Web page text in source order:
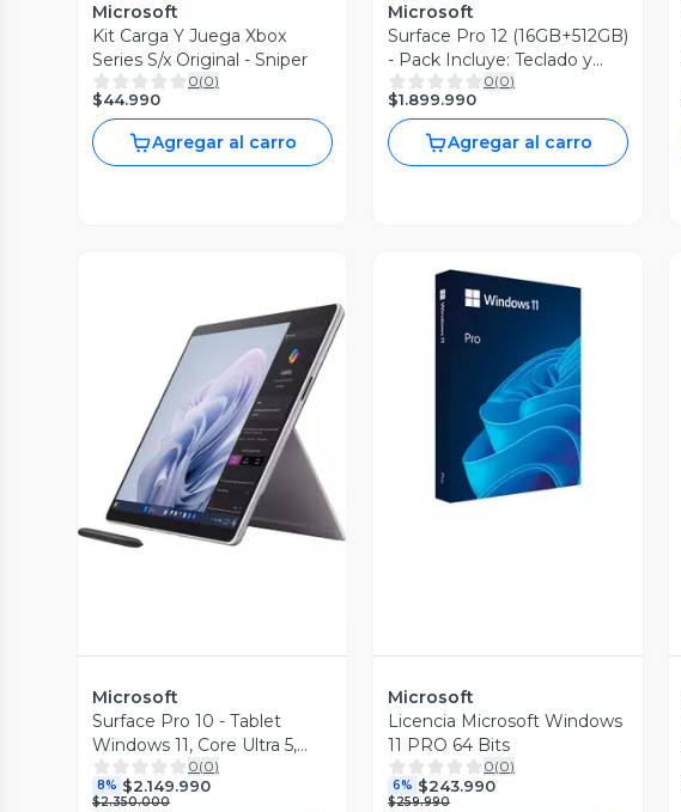
Microsoft
Kit Carga Y Juega Xbox
Series S/x Original - Sniper
0(0)
$44.990
Agregar al carro
Microsoft
Surface Pro 12 (16GB+512GB)
- Pack Incluye: Teclado y
Lápiz
0(0)
$1.899.990
Agregar al carro
Vista Previa
Microsoft
Surface Pro 10 - Tablet
Windows 11, Core Ultra 5,
8+256GB
0(0)
8% $2.149.990
$2.350.000
Vista Previa
Microsoft
Licencia Microsoft Windows
11 PRO 64 Bits
0(0)
6% $243.990
$259.990